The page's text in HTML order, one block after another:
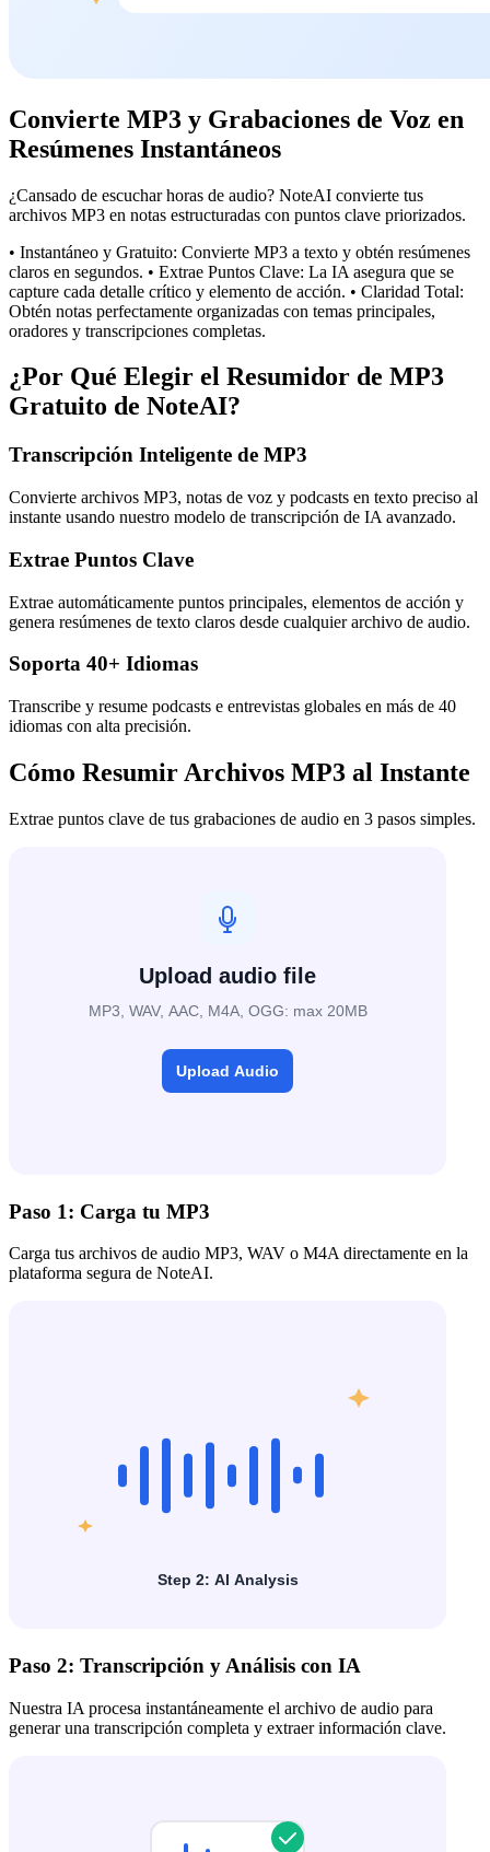
Convierte MP3 y Grabaciones de Voz en
Resúmenes Instantáneos
¿Cansado de escuchar horas de audio? NoteAI convierte tus
archivos MP3 en notas estructuradas con puntos clave priorizados.
• Instantáneo y Gratuito: Convierte MP3 a texto y obtén resúmenes
claros en segundos. • Extrae Puntos Clave: La IA asegura que se
capture cada detalle crítico y elemento de acción. • Claridad Total:
Obtén notas perfectamente organizadas con temas principales,
oradores y transcripciones completas.
¿Por Qué Elegir el Resumidor de MP3
Gratuito de NoteAI?
Transcripción Inteligente de MP3
Convierte archivos MP3, notas de voz y podcasts en texto preciso al
instante usando nuestro modelo de transcripción de IA avanzado.
Extrae Puntos Clave
Extrae automáticamente puntos principales, elementos de acción y
genera resúmenes de texto claros desde cualquier archivo de audio.
Soporta 40+ Idiomas
Transcribe y resume podcasts e entrevistas globales en más de 40
idiomas con alta precisión.
Cómo Resumir Archivos MP3 al Instante
Extrae puntos clave de tus grabaciones de audio en 3 pasos simples.
Paso 1: Carga tu MP3
Carga tus archivos de audio MP3, WAV o M4A directamente en la
plataforma segura de NoteAI.
Paso 2: Transcripción y Análisis con IA
Nuestra IA procesa instantáneamente el archivo de audio para
generar una transcripción completa y extraer información clave.